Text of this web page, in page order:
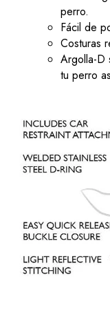
perro.
Fácil de
Costuras
Argolla-D
tu perro